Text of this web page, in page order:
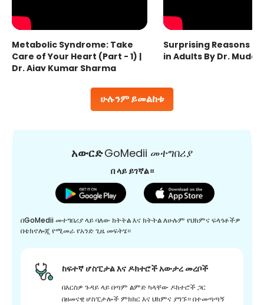
ሁሉንም ይመልከቱ
Metabolic Syndrome: Take
Care of Your Heart (Part - 1) |
Dr. Ajay Kumar Sharma
Surprising Reasons
in Adults By Dr.
አውርድGoMedii መተግበሪያ
በ ላይ ይገኛል።
በGoMedii መተግበሪያ ላይ ባለው ክትትል እና ክትትል ለሁሉም የህክምና ፍላጎቶችዎ
በቴክኖሎጂ የሚመራ የአንድ ጊዜ መፍትሄ።
ከፍተኛ ሆስፒታል እና ዶክተሮች አውታረ መረቦች
በእርስዎ ጉዳይ ላይ በጣም ልምድ ካላቸው ዶክተሮች ጋር
በዘመናዊ ሆስፒታሎች ምክክር እና ህክምና ያግኙ። በተመጣጣኝ